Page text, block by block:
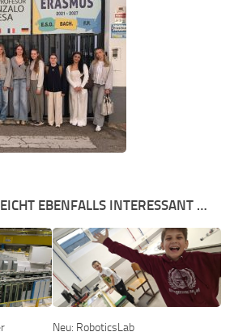
EBENFALLS INTERESSANT …
Neu: RoboticsLab